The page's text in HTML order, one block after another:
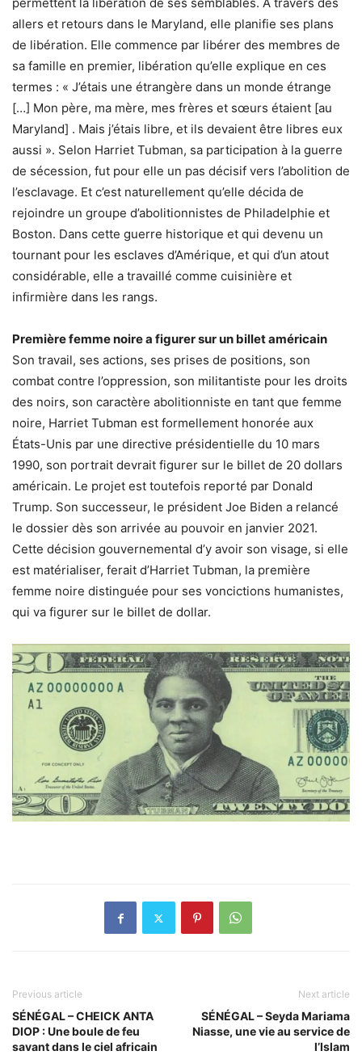
permettent la libération de ses semblables. A travers des
allers et retours dans le Maryland, elle planifie ses plans
de libération. Elle commence par libérer des membres de
sa famille en premier, libération qu’elle explique en ces
termes : « J’étais une étrangère dans un monde étrange
[…] Mon père, ma mère, mes frères et sœurs étaient [au
Maryland] . Mais j’étais libre, et ils devaient être libres eux
aussi ». Selon Harriet Tubman, sa participation à la guerre
de sécession, fut pour elle un pas décisif vers l’abolition de
l’esclavage. Et c’est naturellement qu’elle décida de
rejoindre un groupe d’abolitionnistes de Philadelphie et
Boston. Dans cette guerre historique et qui devenu un
tournant pour les esclaves d’Amérique, et qui d’un atout
considérable, elle a travaillé comme cuisinière et
infirmière dans les rangs.
Première femme noire a figurer sur un billet américain
Son travail, ses actions, ses prises de positions, son
combat contre l’oppression, son militantiste pour les droits
des noirs, son caractère abolitionniste en tant que femme
noire, Harriet Tubman est formellement honorée aux
États-Unis par une directive présidentielle du 10 mars
1990, son portrait devrait figurer sur le billet de 20 dollars
américain. Le projet est toutefois reporté par Donald
Trump. Son successeur, le président Joe Biden a relancé
le dossier dès son arrivée au pouvoir en janvier 2021.
Cette décision gouvernemental d’y avoir son visage, si elle
est matérialiser, ferait d’Harriet Tubman, la première
femme noire distinguée pour ses voncictions humanistes,
qui va figurer sur le billet de dollar.
Previous article
SÉNÉGAL – CHEICK ANTA
DIOP : Une boule de feu
savant dans le ciel africain
Next article
SÉNÉGAL – Seyda Mariama
Niasse, une vie au service de
l’Islam